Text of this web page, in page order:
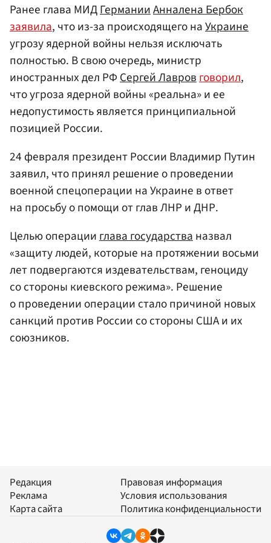
Ранее глава МИДГерманииАнналена Бербок
заявила, что из-за происходящего наУкраине
угрозу ядерной войны нельзя исключать
полностью. В свою очередь, министр
иностранных дел РФСергей Лавровговорил,
что угроза ядерной войны «реальна» и ее
недопустимость является принципиальной
позицией России.
24 февраля президент России Владимир Путин
заявил, что принял решение о проведении
военной спецоперации на Украине в ответ
на просьбу о помощи от глав ЛНР и ДНР.
Целью операцииглава государстваназвал
«защиту людей, которые на протяжении восьми
лет подвергаются издевательствам, геноциду
со стороны киевского режима». Решение
о проведении операции стало причиной новых
санкций против России со стороны США и их
союзников.
Редакция
Реклама
Карта сайта
Правовая информация
Условия использования
Политика конфиденциальности